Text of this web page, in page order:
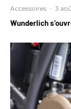
Accessoires · 3
Wunderlich